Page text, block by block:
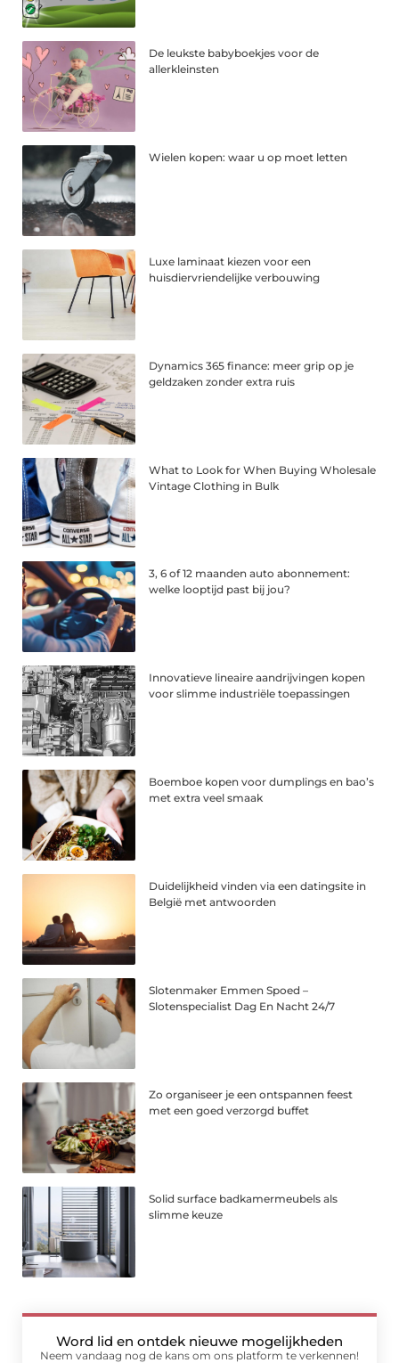
De leukste babyboekjes voor de
allerkleinsten
Wielen kopen: waar u op moet letten
Luxe laminaat kiezen voor een
huisdiervriendelijke verbouwing
Dynamics 365 finance: meer grip op je
geldzaken zonder extra ruis
What to Look for When Buying Wholesale
Vintage Clothing in Bulk
3, 6 of 12 maanden auto abonnement:
welke looptijd past bij jou?
Innovatieve lineaire aandrijvingen kopen
voor slimme industriële toepassingen
Boemboe kopen voor dumplings en bao’s
met extra veel smaak
Duidelijkheid vinden via een datingsite in
België met antwoorden
Slotenmaker Emmen Spoed –
Slotenspecialist Dag En Nacht 24/7
Zo organiseer je een ontspannen feest
met een goed verzorgd buffet
Solid surface badkamermeubels als
slimme keuze
Word lid en ontdek nieuwe mogelijkheden
Neem vandaag nog de kans om ons platform te verkennen!